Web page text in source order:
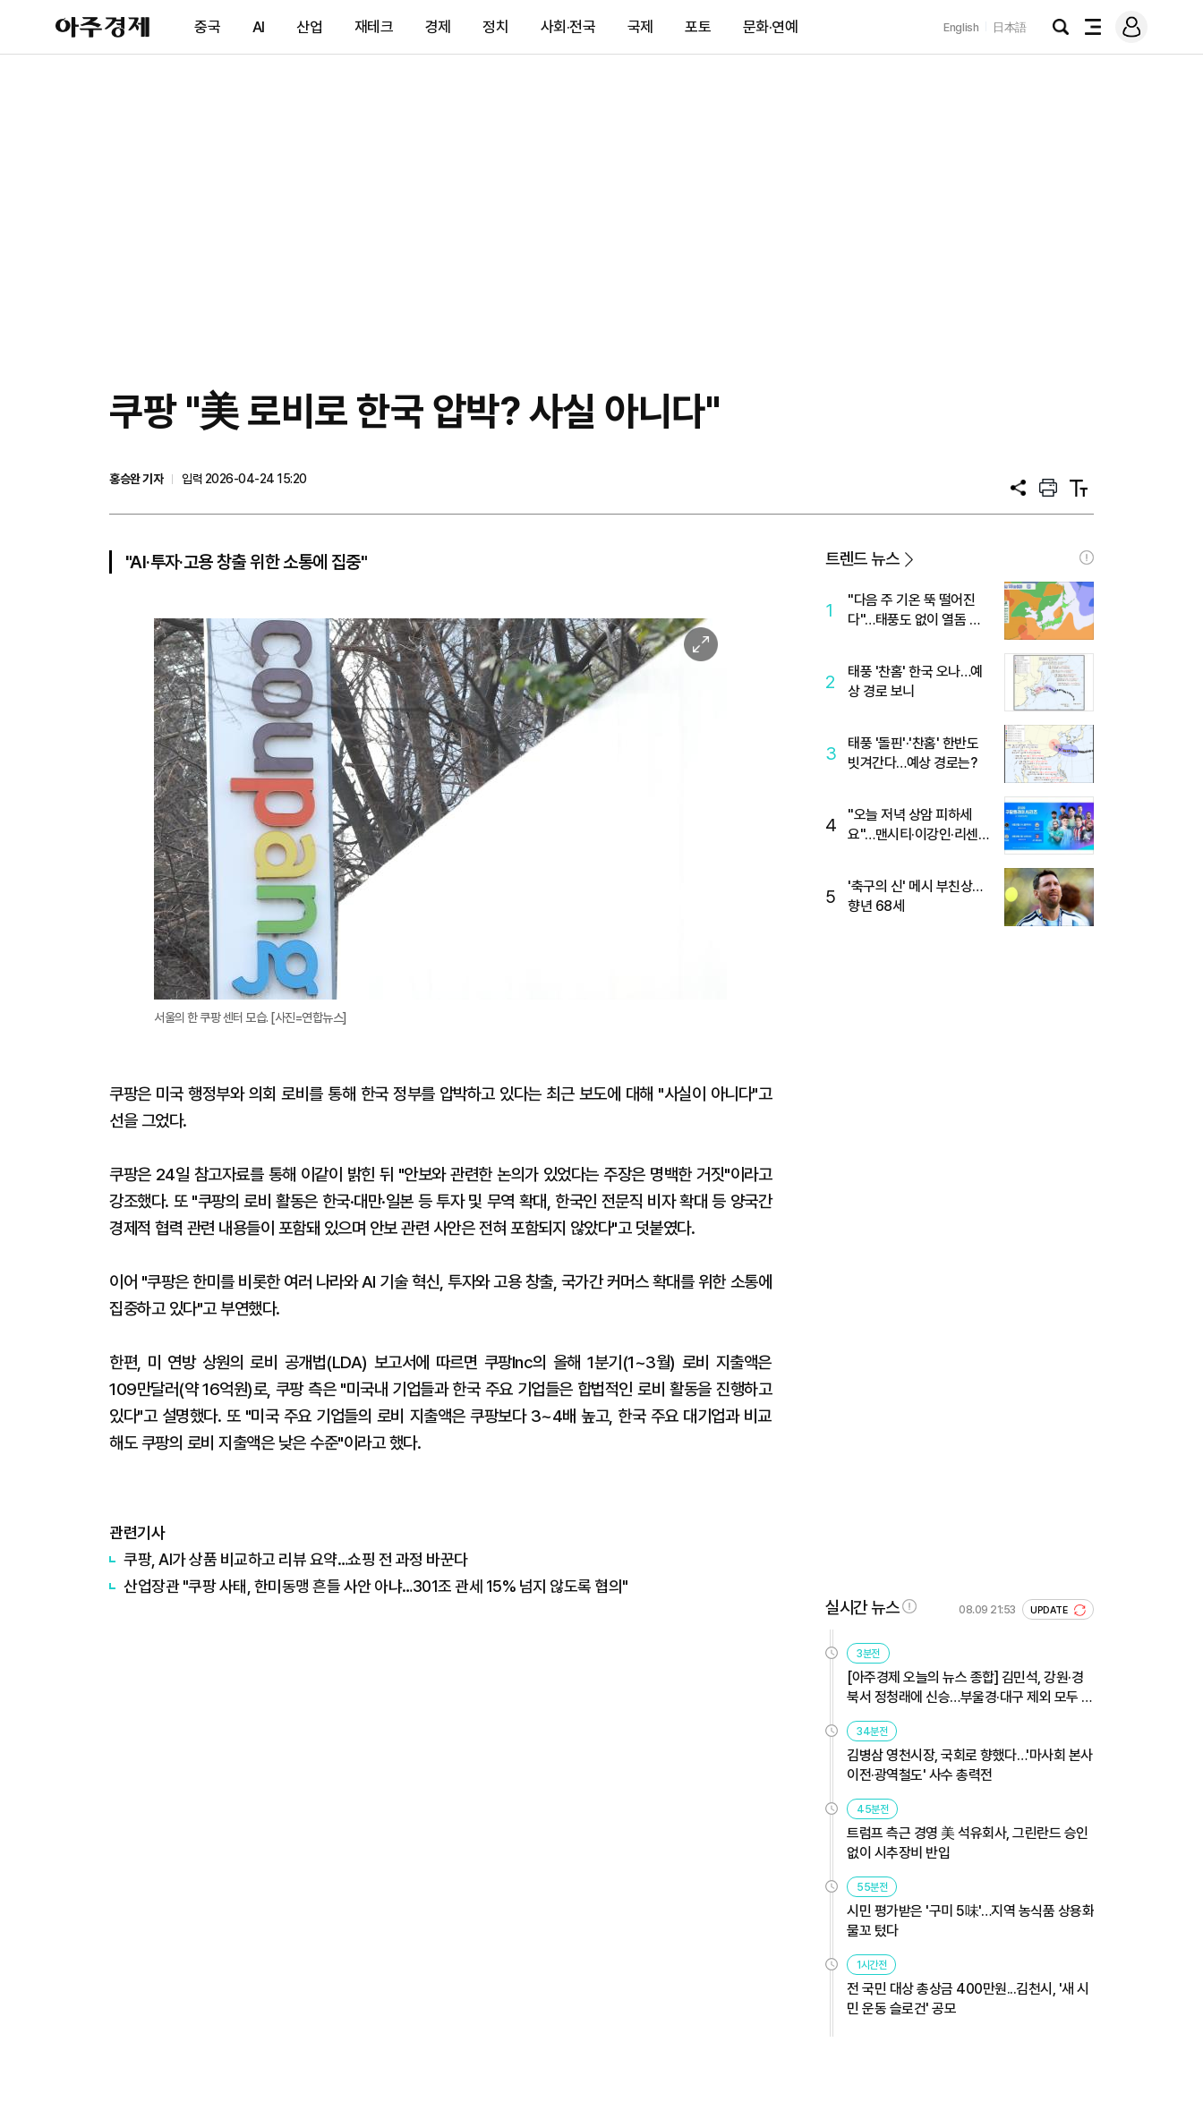
아
주
제
중국 AI 산업 재테크 경제 정치 사회·전국 국제 포토 문화·연예 English 日本語
검
전
메
그
쿠팡 "美 로비로 한국 압박? 사실 아니다"
홍승완 기자
입력 2026-04-24 15:20
공
프
트
텍
트
"AI·투자·고용 창출 위한 소통에 집중"
이
미
서울의 한 쿠팡 센터 모습. [사진=연합뉴스]
쿠팡은 미국 행정부와 의회 로비를 통해 한국 정부를 압박하고 있다는 최근 보도에 대해 "사실이 아니다"고
선을 그었다.
쿠팡은 24일 참고자료를 통해 이같이 밝힌 뒤 "안보와 관련한 논의가 있었다는 주장은 명백한 거짓"이라고
강조했다. 또 "쿠팡의 로비 활동은 한국·대만·일본 등 투자 및 무역 확대, 한국인 전문직 비자 확대 등 양국간
경제적 협력 관련 내용들이 포함돼 있으며 안보 관련 사안은 전혀 포함되지 않았다"고 덧붙였다.
이어 "쿠팡은 한미를 비롯한 여러 나라와 AI 기술 혁신, 투자와 고용 창출, 국가간 커머스 확대를 위한 소통에
집중하고 있다"고 부연했다.
한편, 미 연방 상원의 로비 공개법(LDA) 보고서에 따르면 쿠팡Inc의 올해 1분기(1~3월) 로비 지출액은
109만달러(약 16억원)로, 쿠팡 측은 "미국내 기업들과 한국 주요 기업들은 합법적인 로비 활동을 진행하고
있다"고 설명했다. 또 "미국 주요 기업들의 로비 지출액은 쿠팡보다 3~4배 높고, 한국 주요 대기업과 비교
해도 쿠팡의 로비 지출액은 낮은 수준"이라고 했다.
관련기사
쿠팡, AI가 상품 비교하고 리뷰 요약…쇼핑 전 과정 바꾼다
산업장관 "쿠팡 사태, 한미동맹 흔들 사안 아냐…301조 관세 15% 넘지 않도록 협의"
트렌드 뉴스
1
"다음 주 기온 뚝 떨어진
다"…태풍도 없이 열돔 박
2
태풍 '찬홈' 한국 오나…예
상 경로 보니
3
태풍 '돌핀'·'찬홈' 한반도
빗겨간다…예상 경로는?
4
"오늘 저녁 상암 피하세
요"…맨시티·이강인·리센느
5
'축구의 신' 메시 부친상…
향년 68세
실시간 뉴스 08.09 21:53 UPDATE
3분전
[아주경제 오늘의 뉴스 종합] 김민석, 강원·경
북서 정청래에 신승…부울경·대구 제외 모두 웃
었다 外
34분전
김병삼 영천시장, 국회로 향했다…'마사회 본사
이전·광역철도' 사수 총력전
45분전
트럼프 측근 경영 美 석유회사, 그린란드 승인
없이 시추장비 반입
55분전
시민 평가받은 '구미 5味'…지역 농식품 상용화
물꼬 텄다
1시간전
전 국민 대상 총상금 400만원...김천시, '새 시
민 운동 슬로건' 공모